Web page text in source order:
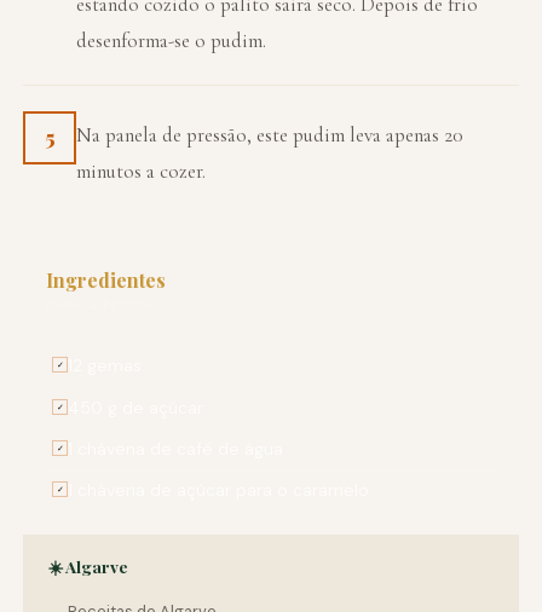
desenforma-se o pudim.
5
Na panela de pressão, este pudim leva apenas 20
minutos a cozer.
Ingredientes
✓
✓
✓
✓
☀️ Algarve